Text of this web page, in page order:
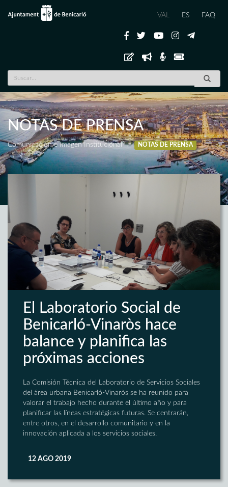
VAL ES FAQ
NOTAS DE PRENSA
Comunicación e Imagen Institucional NOTAS DE PRENSA
El Laboratorio Social de
Benicarló-Vinaròs hace
balance y planifica las
próximas acciones
La Comisión Técnica del Laboratorio de Servicios Sociales
del área urbana Benicarló-Vinaròs se ha reunido para
valorar el trabajo hecho durante el último año y para
planificar las líneas estratégicas futuras. Se centrarán,
entre otros, en el desarrollo comunitario y en la
innovación aplicada a los servicios sociales.
12 AGO 2019